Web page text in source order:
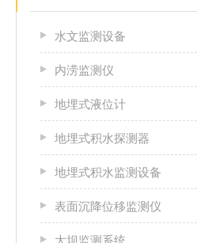
水文监测设备
内涝监测仪
地埋式液位计
地埋式积水探测器
地埋式积水监测设备
表面沉降位移监测仪
大坝监测系统